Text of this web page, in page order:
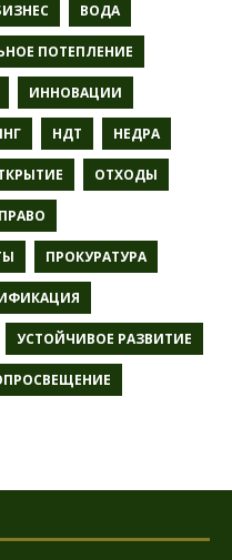
ВОДА
ПОТЕПЛЕНИЕ
ИННОВАЦИИ
НДТ НЕДРА
ОТХОДЫ
ПРАВО
ПРОКУРАТУРА
УСТОЙЧИВОЕ РАЗВИТИЕ